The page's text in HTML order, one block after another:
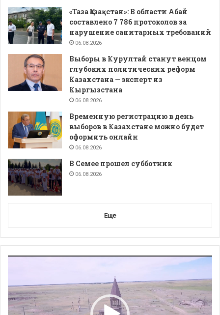
«Таза Қазақстан»: В области Абай
составлено 7 786 протоколов за
нарушение санитарных требований
06.08.2026
Выборы в Курултай станут венцом
глубоких политических реформ
Казахстана — эксперт из
Кыргызстана
06.08.2026
Временную регистрацию в день
выборов в Казахстане можно будет
оформить онлайн
06.08.2026
В Семее прошел субботник
06.08.2026
Еще